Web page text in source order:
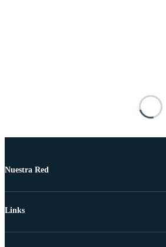
Nuestra Red
Links